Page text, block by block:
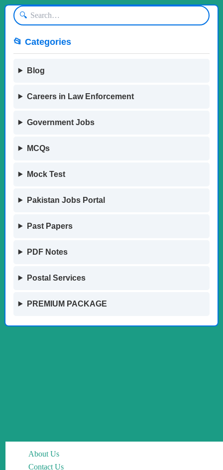
🔍
📂 Categories
Blog
Careers in Law Enforcement
Government Jobs
MCQs
Mock Test
Pakistan Jobs Portal
Past Papers
PDF Notes
Postal Services
PREMIUM PACKAGE
About Us
Contact Us